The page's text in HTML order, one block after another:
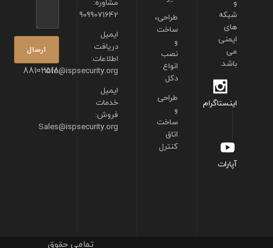
88102518
9099071642
ایمیل
دریافت
اطلاعات:
info@ispsecurity.org
ایمیل
خدمات
فروش:
Sales@ispsecurity.org
طراحی،
ساخت
و
نصب
انواع
دکل
طراحی
و
ساخت
اتاق
کنترل
شبکه
های
ایمنی
می
باشد.
اینستاگرام
آپارات
تمامی حقوق